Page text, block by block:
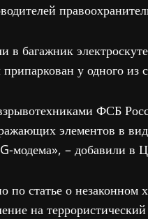
багажник
у одного из
ФСБ
элементов в
модема», – добавили в
по статье о
на